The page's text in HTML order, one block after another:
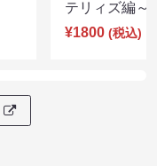
テリィズ編
¥1800 (税込)